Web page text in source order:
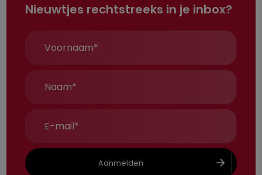
Nieuwtjes rechtstreeks in je inbox?
Aanmelden